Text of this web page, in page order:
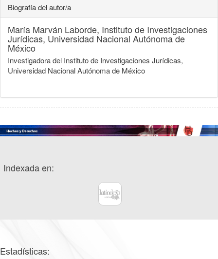
Biografía del autor/a
María Marván Laborde, Instituto de Investigaciones
Jurídicas, Universidad Nacional Autónoma de
México
Investigadora del Instituto de Investigaciones Jurídicas,
Universidad Nacional Autónoma de México
Indexada en:
Estadísticas: